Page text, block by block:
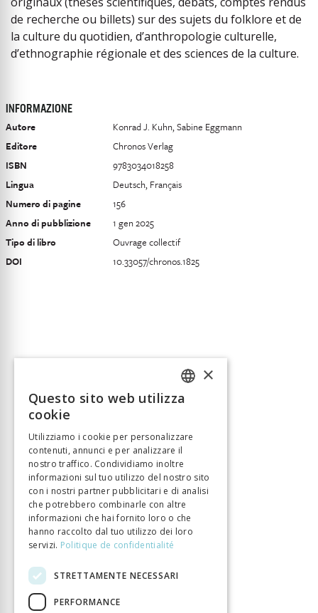
de recherche ou billets) sur des sujets du folklore et de
la culture du quotidien, d’anthropologie culturelle,
d’ethnographie régionale et des sciences de la culture.
INFORMAZIONE
Autore
Konrad J. Kuhn, Sabine Eggmann
Editore
Chronos Verlag
ISBN
9783034018258
Lingua
Deutsch, Français
Numero di pagine
156
Anno di pubblizione
1 gen 2025
Tipo di libro
Ouvrage collectif
DOI
10.33057/chronos.1825
FRENCH
×
Questo sito web utilizza
cookie
Utilizziamo i cookie per personalizzare
contenuti, annunci e per analizzare il
nostro traffico. Condividiamo inoltre
informazioni sul tuo utilizzo del nostro sito
con i nostri partner pubblicitari e di analisi
che potrebbero combinarle con altre
informazioni che hai fornito loro o che
hanno raccolto dal tuo utilizzo dei loro
servizi. Politique de confidentialité
STRETTAMENTE NECESSARI
PERFORMANCE